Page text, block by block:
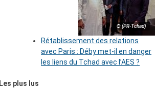
© (PR-Tchad)
Rétablissement des relations
avec Paris : Déby met-il en danger
les liens du Tchad avec l’AES ?
Les plus lus